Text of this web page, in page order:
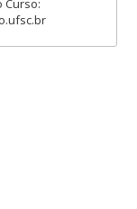
Curso: